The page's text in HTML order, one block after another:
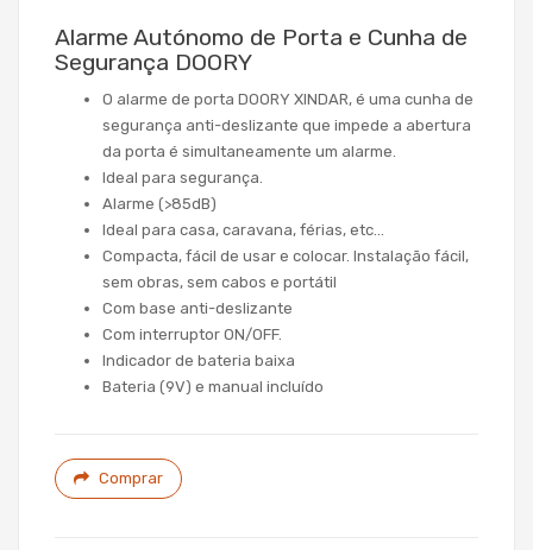
Alarme Autónomo de Porta e Cunha de
Segurança DOORY
O alarme de porta DOORY XINDAR, é uma cunha de
segurança anti-deslizante que impede a abertura
da porta é simultaneamente um alarme.
Ideal para segurança.
Alarme (>85dB)
Ideal para casa, caravana, férias, etc…
Compacta, fácil de usar e colocar. Instalação fácil,
sem obras, sem cabos e portátil
Com base anti-deslizante
Com interruptor ON/OFF.
Indicador de bateria baixa
Bateria (9V) e manual incluído
Comprar